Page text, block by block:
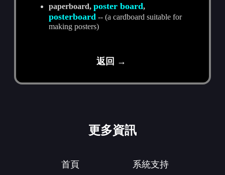
paperboard,poster board,
posterboard -- (a cardboard suitable for
making posters)
返回 →
更多資訊
首頁 系統支持